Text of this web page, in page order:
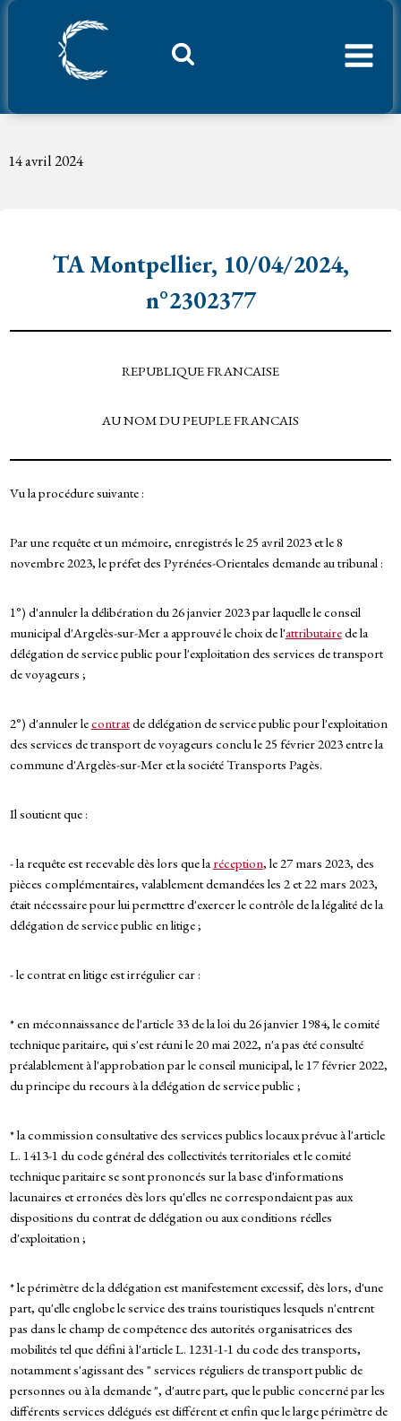
Aller
14 avril 2024
TA Montpellier, 10/04/2024,
n°2302377
REPUBLIQUE FRANCAISE
AU NOM DU PEUPLE FRANCAIS
Vu la procédure suivante :
Par une requête et un mémoire, enregistrés le 25 avril 2023 et le 8
novembre 2023, le préfet des Pyrénées-Orientales demande au tribunal :
1°) d'annuler la délibération du 26 janvier 2023 par laquelle le conseil
municipal d'Argelès-sur-Mer a approuvé le choix de l'attributairede la
délégation de service public pour l'exploitation des services de transport
de voyageurs ;
2°) d'annuler lecontratde délégation de service public pour l'exploitation
des services de transport de voyageurs conclu le 25 février 2023 entre la
commune d'Argelès-sur-Mer et la société Transports Pagès.
Il soutient que :
- la requête est recevable dès lors que laréception, le 27 mars 2023, des
pièces complémentaires, valablement demandées les 2 et 22 mars 2023,
était nécessaire pour lui permettre d'exercer le contrôle de la légalité de la
délégation de service public en litige ;
- le contrat en litige est irrégulier car :
* en méconnaissance de l'article 33 de la loi du 26 janvier 1984, le comité
technique paritaire, qui s'est réuni le 20 mai 2022, n'a pas été consulté
préalablement à l'approbation par le conseil municipal, le 17 février 2022,
du principe du recours à la délégation de service public ;
* la commission consultative des services publics locaux prévue à l'article
L. 1413-1 du code général des collectivités territoriales et le comité
technique paritaire se sont prononcés sur la base d'informations
lacunaires et erronées dès lors qu'elles ne correspondaient pas aux
dispositions du contrat de délégation ou aux conditions réelles
d'exploitation ;
* le périmètre de la délégation est manifestement excessif, dès lors, d'une
part, qu'elle englobe le service des trains touristiques lesquels n'entrent
pas dans le champ de compétence des autorités organisatrices des
mobilités tel que défini à l'article L. 1231-1-1 du code des transports,
notamment s'agissant des " services réguliers de transport public de
personnes ou à la demande ", d'autre part, que le public concerné par les
différents services délégués est différent et enfin que le large périmètre de